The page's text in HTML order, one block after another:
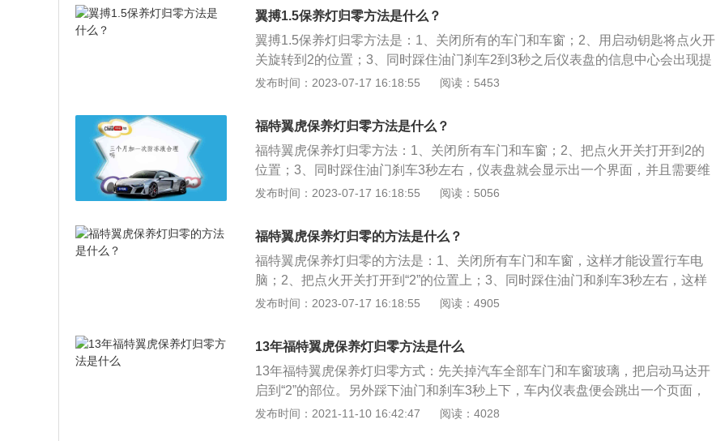
1659mm，轴距为2530mm，最小离地间隙为202mm，车身重量为1300kg。
翼搏1.5保养灯归零方法是什么？
翼搏1.5保养灯归零方法是：1、关闭所有的车门和车窗；2、用启动钥匙将点火开
关旋转到2的位置；3、同时踩住油门刹车2到3秒之后仪表盘的信息中心会出现提
示，维持25秒；4、在25秒之后出现completede后松开油门刹车即可。以2019款
9mm，轴距为2530mm，最小离地间隙为202mm，车身重量为1300kg。
发布时间：2023-07-17 16:18:55 阅读：5453
福特翼虎保养灯归零方法是什么？
福特翼虎保养灯归零方法：1、关闭所有车门和车窗；2、把点火开关打开到2的
位置；3、同时踩住油门刹车3秒左右，仪表盘就会显示出一个界面，并且需要维
持25秒；4、在25秒过后，会出现Complete这个英文，代表保养灯已经完成归
保养灯亮起时，就说明车到了保养的里程了，虽说可以自行把保养灯归零，但最
好还是到福特的授权服务网点做保养，之后专业人员会通过汽车电脑检测仪进行
保养灯归零。
发布时间：2023-07-17 16:18:55 阅读：5056
福特翼虎保养灯归零的方法是什么？
福特翼虎保养灯归零的方法是：1、关闭所有车门和车窗，这样才能设置行车电
脑；2、把点火开关打开到“2”的位置上；3、同时踩住油门和刹车3秒左右，这样
仪表盘上会显示出一个界面；4、在25秒之后会出现complete英文单词，这个单
期指示标志，虽然可以自己把保养灯归零，但是还是需要先到4S店或者授权点做
保养，之后这些专业人士会通过汽车电脑检测仪进行保养灯归零。
发布时间：2023-07-17 16:18:55 阅读：4905
13年福特翼虎保养灯归零方法是什么
13年福特翼虎保养灯归零方式：先关掉汽车全部车门和车窗玻璃，把启动马达开
启到“2”的部位。另外踩下油门和刹车3秒上下，车内仪表盘便会跳出一个页面，
点击25秒之后，会发生complete这个英文，意味着维护保养灯已进行归零，这时
发布时间：2021-11-10 16:42:47 阅读：4028